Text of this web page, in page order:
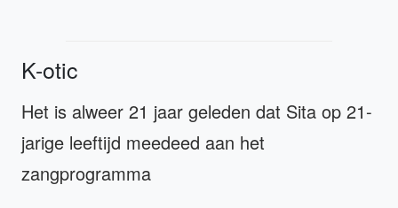
K-otic
Het is alweer 21 jaar geleden dat Sita op 21-
jarige leeftijd meedeed aan het
zangprogramma